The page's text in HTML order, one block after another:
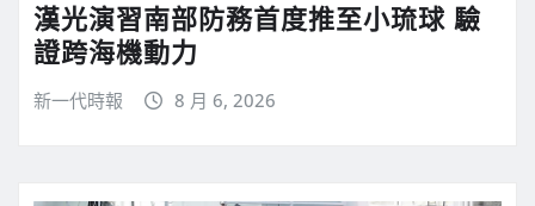
漢光演習南部防務首度推至小琉球 驗
證跨海機動力
新一代時報 8 月 6, 2026